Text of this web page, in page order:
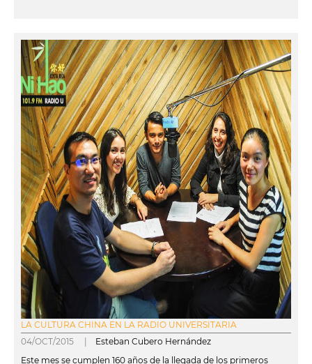
LA CULTURA CHINA EN LA RADIO UNIVERSITARIA
04/OCT/2015 | Esteban Cubero Hernández
Este mes se cumplen 160 años de la llegada de los primeros